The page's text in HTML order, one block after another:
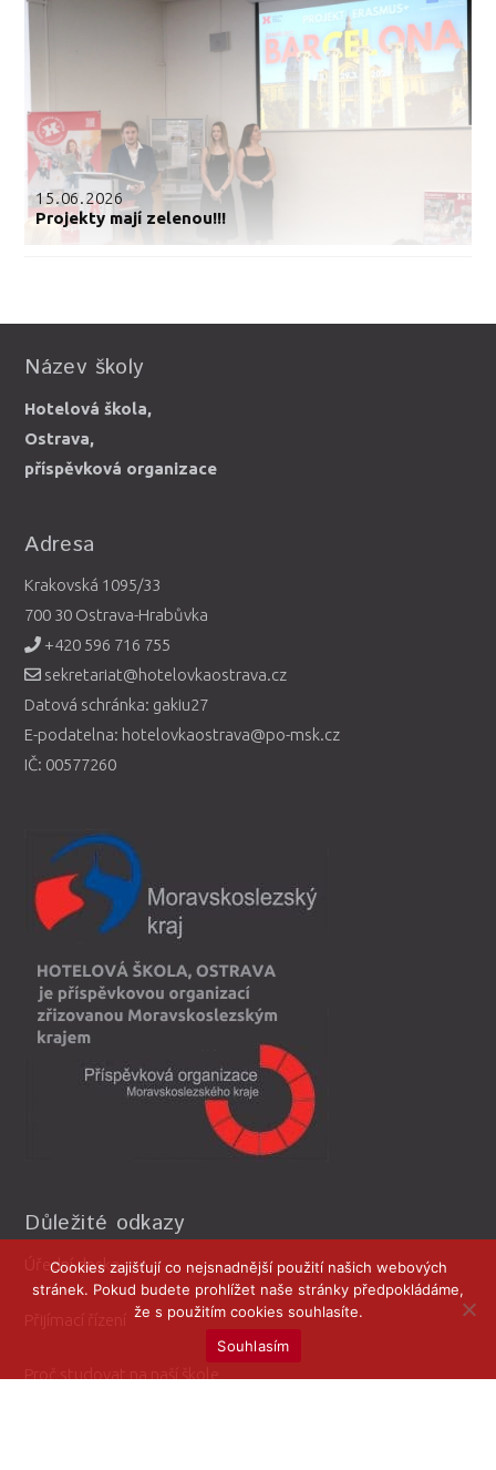
15.06.2026
Projekty mají zelenou!!!
Název školy
Hotelová škola,
Ostrava,
příspěvková organizace
Adresa
Krakovská 1095/33
700 30 Ostrava-Hrabůvka
+420 596 716 755
sekretariat@hotelovkaostrava.cz
Datová schránka: gakiu27
E-podatelna: hotelovkaostrava@po-msk.cz
IČ: 00577260
Důležité odkazy
Úřední deska
Cookies zajišťují co nejsnadnější použití našich webových
stránek. Pokud budete prohlížet naše stránky předpokládáme,
že s použitím cookies souhlasíte.
Souhlasím